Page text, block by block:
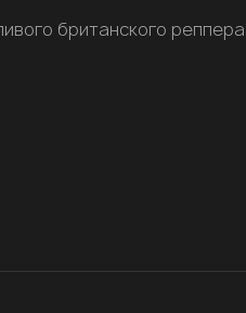
британского реппера